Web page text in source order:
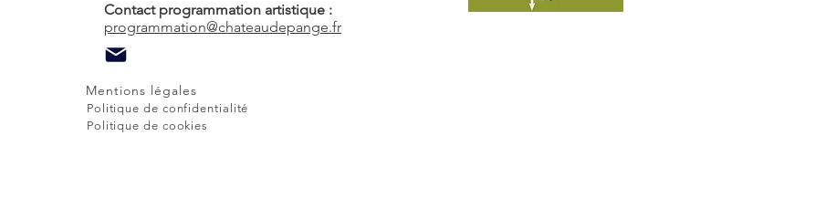
Contact programmation artistique :
programmation@chateaudepange.fr
Mentions légales
Politique de confidentialité
Politique de cookies